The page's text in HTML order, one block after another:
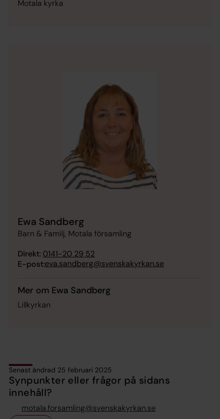
Motala kyrka
Ewa Sandberg
Barn & Familj, Motala församling
Direkt: 0141-20 29 52
E-post:eva.sandberg@svenskakyrkan.se
Mer om Ewa Sandberg
Lillkyrkan
Senast ändrad 25 februari 2025
Synpunkter eller frågor på sidans
innehåll?
motala.forsamling@svenskakyrkan.se